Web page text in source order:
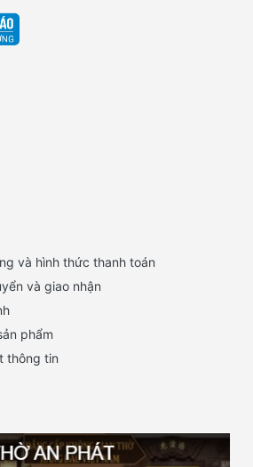
và hình thức thanh toán
và giao nhận
phẩm
thông tin